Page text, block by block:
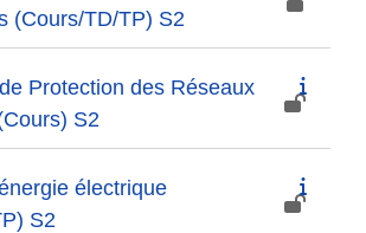
(Cours/TD/TP) S2
Protection des Réseaux
S2
électrique
S2